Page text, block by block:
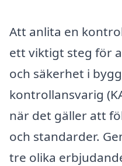
Att anlita en
ett viktigt steg för
och säkerhet i
kontrollansvarig
när det gäller att
och standarder.
tre olika